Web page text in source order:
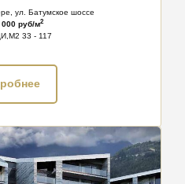
ул. Батумское шоссе
000 руб/м2
33 - 117